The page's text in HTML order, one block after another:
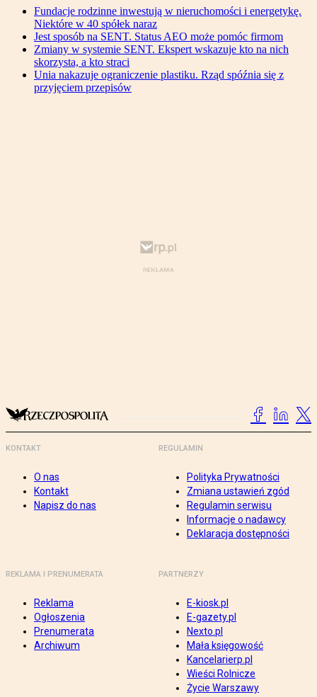
Fundacje rodzinne inwestują w nieruchomości i energetykę.
Niektóre w 40 spółek naraz
Jest sposób na SENT. Status AEO może pomóc firmom
Zmiany w systemie SENT. Ekspert wskazuje kto na nich
skorzysta, a kto straci
Unia nakazuje ograniczenie plastiku. Rząd spóźnia się z
przyjęciem przepisów
KONTAKT
O nas
Kontakt
Napisz do nas
REGULAMIN
Polityka Prywatności
Zmiana ustawień zgód
Regulamin serwisu
Informacje o nadawcy
Deklaracja dostępności
REKLAMA I PRENUMERATA
Reklama
Ogłoszenia
Prenumerata
Archiwum
PARTNERZY
E-kiosk.pl
E-gazety.pl
Nexto.pl
Mała księgowość
Kancelarierp.pl
Wieści Rolnicze
Życie Warszawy